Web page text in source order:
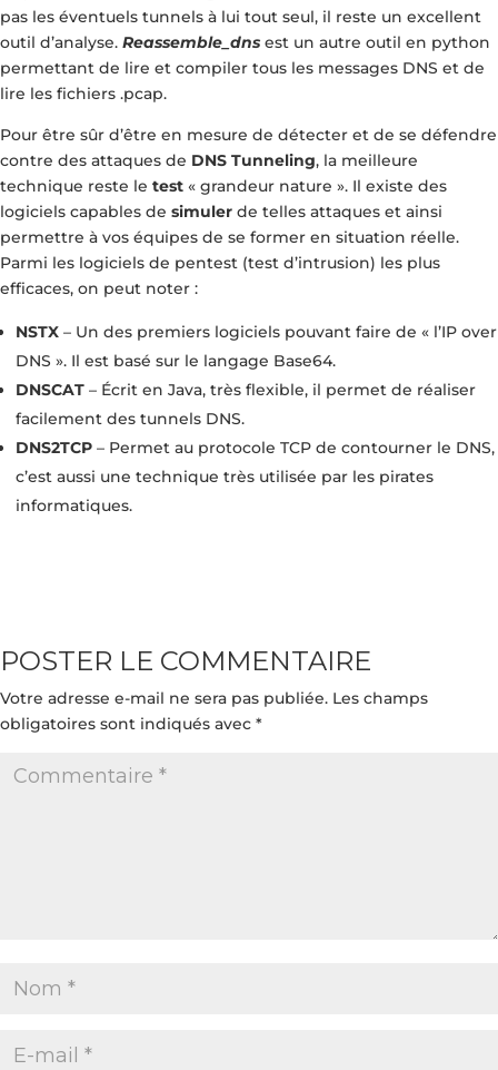
pas les éventuels tunnels à lui tout seul, il reste un excellent
outil d’analyse. Reassemble_dns est un autre outil en python
permettant de lire et compiler tous les messages DNS et de
lire les fichiers .pcap.
Pour être sûr d’être en mesure de détecter et de se défendre
contre des attaques de DNS Tunneling, la meilleure
technique reste le test « grandeur nature ». Il existe des
logiciels capables de simuler de telles attaques et ainsi
permettre à vos équipes de se former en situation réelle.
Parmi les logiciels de pentest (test d’intrusion) les plus
efficaces, on peut noter :
NSTX – Un des premiers logiciels pouvant faire de « l’IP over
DNS ». Il est basé sur le langage Base64.
DNSCAT – Écrit en Java, très flexible, il permet de réaliser
facilement des tunnels DNS.
DNS2TCP – Permet au protocole TCP de contourner le DNS,
c’est aussi une technique très utilisée par les pirates
informatiques.
POSTER LE COMMENTAIRE
Votre adresse e-mail ne sera pas publiée. Les champs
obligatoires sont indiqués avec *